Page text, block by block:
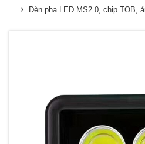
Đèn pha LED MS2.0, chip TOB,